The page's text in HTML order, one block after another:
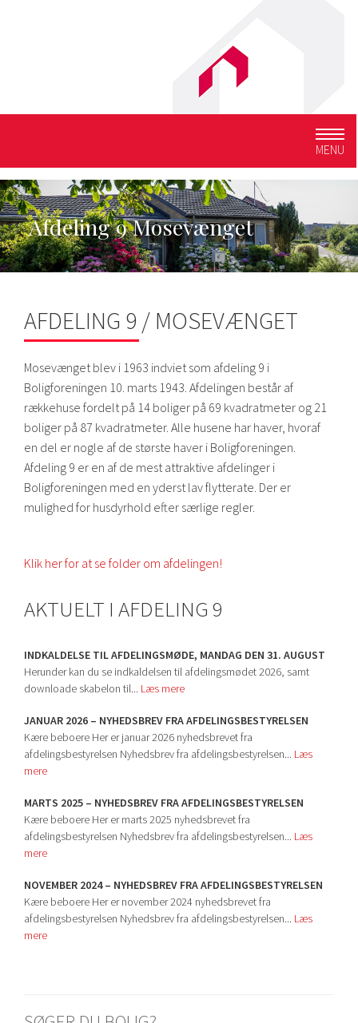
MENU
Afdeling 9 Mosevænget
AFDELING 9 / MOSEVÆNGET
Mosevænget blev i 1963 indviet som afdeling 9 i
Boligforeningen 10. marts 1943. Afdelingen består af
rækkehuse fordelt på 14 boliger på 69 kvadratmeter og 21
boliger på 87 kvadratmeter. Alle husene har haver, hvoraf
en del er nogle af de største haver i Boligforeningen.
Afdeling 9 er en af de mest attraktive afdelinger i
Boligforeningen med en yderst lav flytterate. Der er
mulighed for husdyrhold efter særlige regler.
Klik her for at se folder om afdelingen!
AKTUELT I AFDELING 9
INDKALDELSE TIL AFDELINGSMØDE, MANDAG DEN 31. AUGUST
Herunder kan du se indkaldelsen til afdelingsmødet 2026, samt
downloade skabelon til... Læs mere
JANUAR 2026 – NYHEDSBREV FRA AFDELINGSBESTYRELSEN
Kære beboere Her er januar 2026 nyhedsbrevet fra
afdelingsbestyrelsen Nyhedsbrev fra afdelingsbestyrelsen... Læs
mere
MARTS 2025 – NYHEDSBREV FRA AFDELINGSBESTYRELSEN
Kære beboere Her er marts 2025 nyhedsbrevet fra
afdelingsbestyrelsen Nyhedsbrev fra afdelingsbestyrelsen... Læs
mere
NOVEMBER 2024 – NYHEDSBREV FRA AFDELINGSBESTYRELSEN
Kære beboere Her er november 2024 nyhedsbrevet fra
afdelingsbestyrelsen Nyhedsbrev fra afdelingsbestyrelsen... Læs
mere